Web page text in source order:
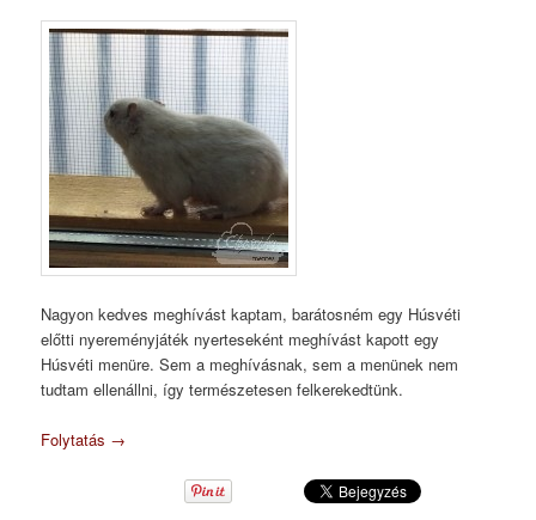
Nagyon kedves meghívást kaptam, barátosném egy Húsvéti
előtti nyereményjáték nyerteseként meghívást kapott egy
Húsvéti menüre. Sem a meghívásnak, sem a menünek nem
tudtam ellenállni, így természetesen felkerekedtünk.
Folytatás →